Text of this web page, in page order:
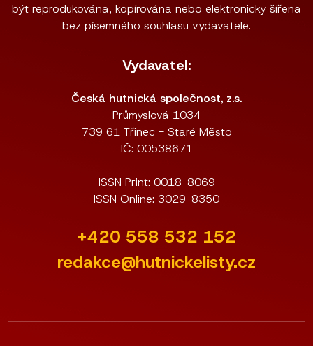
být reprodukována, kopírována nebo elektronicky šířena
bez písemného souhlasu vydavatele.
Vydavatel:
Česká hutnická společnost, z.s.
Průmyslová 1034
739 61 Třinec - Staré Město
IČ: 00538671
ISSN Print: 0018-8069
ISSN Online: 3029-8350
+420 558 532 152
redakce@hutnickelisty.cz